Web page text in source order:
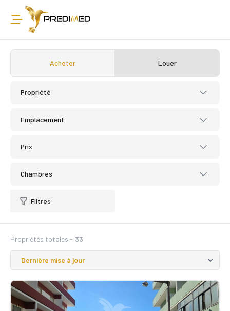
Acheter Louer
Propriété
Emplacement
Prix
Chambres
Filtres
Propriétés totales - 33